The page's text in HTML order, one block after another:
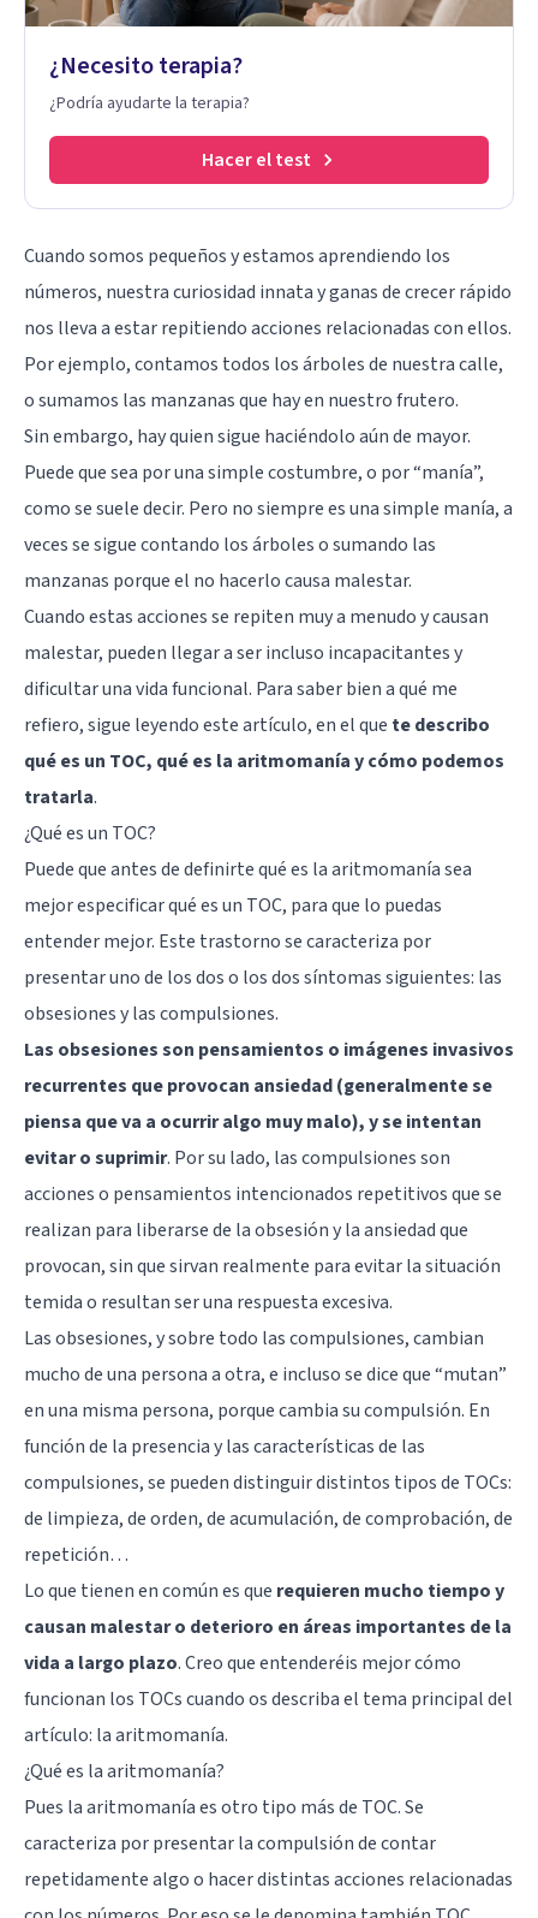
¿Necesito terapia?
¿Podría ayudarte la terapia?
Hacer el test
Cuando somos pequeños y estamos aprendiendo los
números, nuestra curiosidad innata y ganas de crecer rápido
nos lleva a estar repitiendo acciones relacionadas con ellos.
Por ejemplo, contamos todos los árboles de nuestra calle,
o sumamos las manzanas que hay en nuestro frutero.
Sin embargo, hay quien sigue haciéndolo aún de mayor.
Puede que sea por una simple costumbre, o por “manía”,
como se suele decir. Pero no siempre es una simple manía, a
veces se sigue contando los árboles o sumando las
manzanas porque el no hacerlo causa malestar.
Cuando estas acciones se repiten muy a menudo y causan
malestar, pueden llegar a ser incluso incapacitantes y
dificultar una vida funcional. Para saber bien a qué me
refiero, sigue leyendo este artículo, en el que te describo
qué es un TOC, qué es la aritmomanía y cómo podemos
tratarla.
¿Qué es un TOC?
Puede que antes de definirte qué es la aritmomanía sea
mejor especificar qué es un TOC, para que lo puedas
entender mejor. Este trastorno se caracteriza por
presentar uno de los dos o los dos síntomas siguientes: las
obsesiones y las compulsiones.
Las obsesiones son pensamientos o imágenes invasivos
recurrentes que provocan ansiedad (generalmente se
piensa que va a ocurrir algo muy malo), y se intentan
evitar o suprimir. Por su lado, las compulsiones son
acciones o pensamientos intencionados repetitivos que se
realizan para liberarse de la obsesión y la ansiedad que
provocan, sin que sirvan realmente para evitar la situación
temida o resultan ser una respuesta excesiva.
Las obsesiones, y sobre todo las compulsiones, cambian
mucho de una persona a otra, e incluso se dice que “mutan”
en una misma persona, porque cambia su compulsión. En
función de la presencia y las características de las
compulsiones, se pueden distinguir distintos tipos de TOCs:
de limpieza, de orden, de acumulación, de comprobación, de
repetición…
Lo que tienen en común es que requieren mucho tiempo y
causan malestar o deterioro en áreas importantes de la
vida a largo plazo. Creo que entenderéis mejor cómo
funcionan los TOCs cuando os describa el tema principal del
artículo: la aritmomanía.
¿Qué es la aritmomanía?
Pues la aritmomanía es otro tipo más de TOC. Se
caracteriza por presentar la compulsión de contar
repetidamente algo o hacer distintas acciones relacionadas